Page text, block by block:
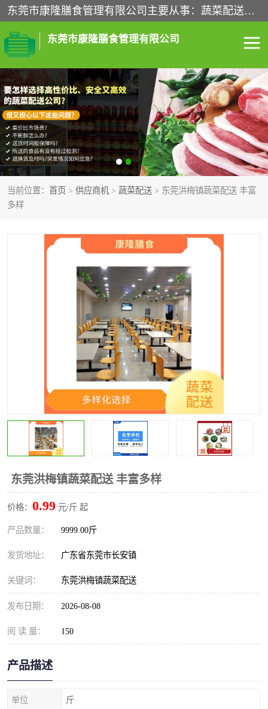
东莞市康隆膳食管理有限公司主要从事：蔬菜配送、食堂承包、企业工厂食堂承包、机关单位食堂承包、调味品配送、粮油配送、干货配送、副食配送、水果配送、海鲜配送等业务，东莞蔬菜配送电话，咨询在线客服。
东莞市康隆膳食管理有限公司
当前位置： 首页 > 供应商机 > 蔬菜配送 > 东莞洪梅镇蔬菜配送 丰富
多样
东莞洪梅镇蔬菜配送 丰富多样
价格： 0.99 元/斤 起
产品数量： 9999.00斤
发货地址： 广东省东莞市长安镇
关键词： 东莞洪梅镇蔬菜配送
发布日期： 2026-08-08
阅 读 量： 150
产品描述
单位 斤
食堂承包 蔬菜配送
粮油配送 鲜肉配送
海鲜配送 食材配送
调料配送 企业工厂食堂承包
干货配送 副食配送